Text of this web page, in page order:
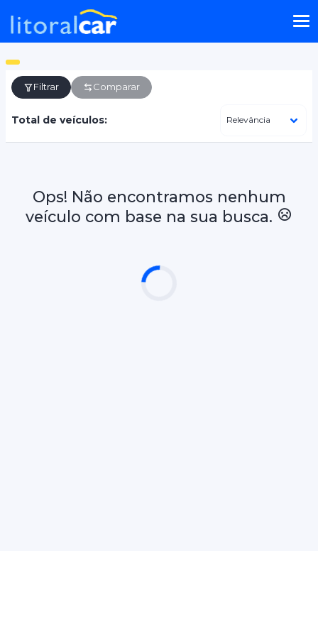
Filtrar Comparar
Total de veículos:
Ops! Não encontramos nenhum
veículo com base na sua busca.